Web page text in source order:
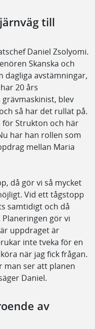
till
Daniel Zsolyomi.
Skanska och
dagliga avstämningar,
20 års
blev
så har det rullat på.
för Strukton och här
har han rollen som
mellan Maria
då gör vi så mycket
Vid ett tågstopp
samtidigt och då
gör vi
uppdraget är
inte tveka för en
när jag fick frågan.
man ser att planen
Daniel.
av